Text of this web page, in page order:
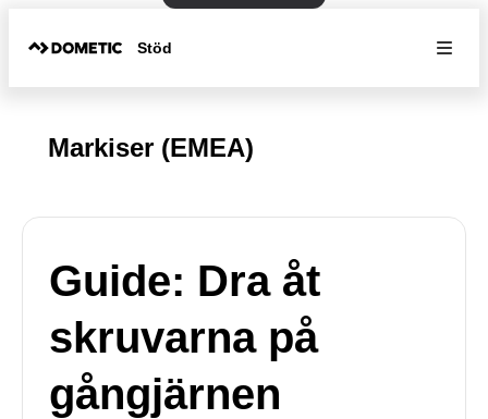
Stöd
Markiser (EMEA)
Guide: Dra åt
skruvarna på
gångjärnen